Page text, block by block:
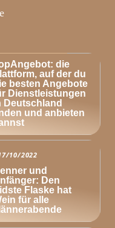
die
auf der du
besten Angebote
Dienstleistungen
Deutschland
und anbieten
10/2022
und
Den
Flaske hat
für alle